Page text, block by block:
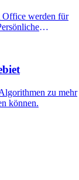
werden für
zu mehr
können.